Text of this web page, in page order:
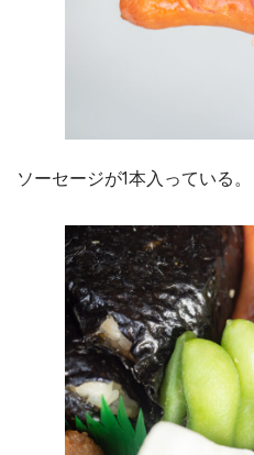
ソーセージが1本入っている。